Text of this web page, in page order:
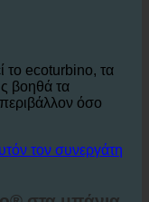
το ecoturbino, τα
βοηθά τα
όσο
τον συνεργάτη